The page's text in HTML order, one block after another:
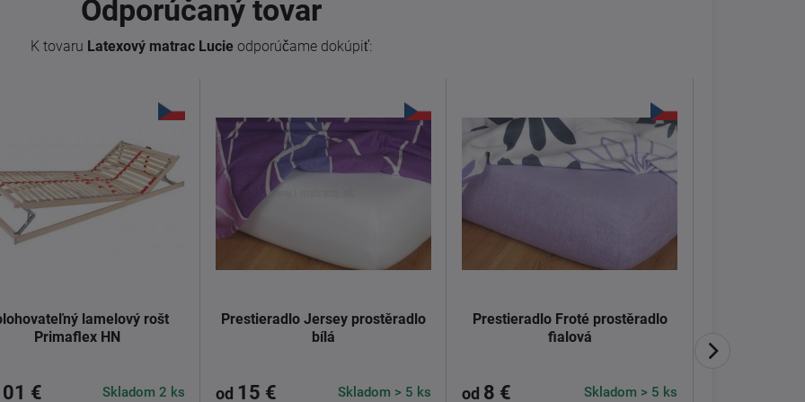
Odporúčaný tovar
K tovaru Latexový matrac Lucie odporúčame dokúpiť:
lamelový rošt
Primaflex HN
€ Skladom 2 ks
Prestieradlo Jersey prostěradlo
bílá
od 15 € Skladom > 5 ks
Prestieradlo Froté prostěradlo
fialová
od 8 € Skladom > 5 ks